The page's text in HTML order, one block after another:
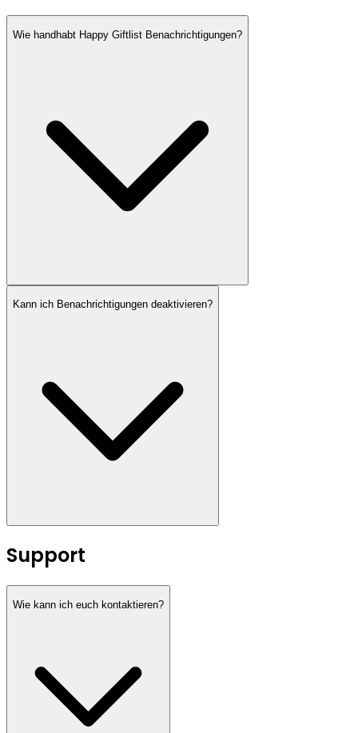
Wie handhabt Happy Giftlist Benachrichtigungen?
Kann ich Benachrichtigungen deaktivieren?
Support
Wie kann ich euch kontaktieren?